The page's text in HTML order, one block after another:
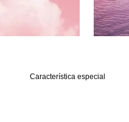
Característica especial